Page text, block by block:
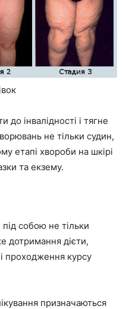
інвалідності і тягне
не тільки судин,
етапі хвороби на шкірі
та екзему.
під собою не тільки
дотримання дієти,
проходження курсу
призначаються